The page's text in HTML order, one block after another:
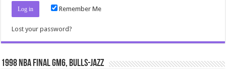
Remember Me
Lost your password?
1998 NBA Final gm6, Bulls-Jazz